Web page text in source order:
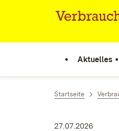
Zum Inhalt springen
Aktuelles
Startseite
27.07.2026